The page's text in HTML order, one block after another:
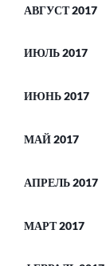
АВГУСТ 2017
ИЮЛЬ 2017
ИЮНЬ 2017
МАЙ 2017
АПРЕЛЬ 2017
МАРТ 2017